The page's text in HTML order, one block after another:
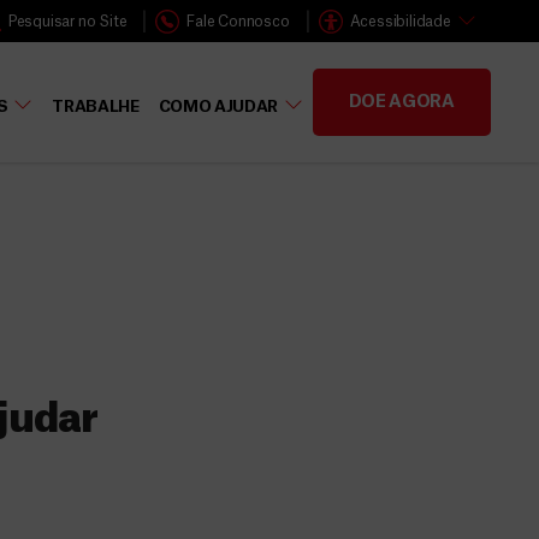
Pesquisar no Site Fale Connosco Acessibilidade
TRABALHE COMO AJUDAR DOE AGORA